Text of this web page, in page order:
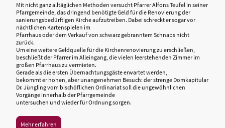
Mit nicht ganz alltäglichen Methoden versucht Pfarrer Alfons Teufel in seiner
Pfarrgemeinde, das dringend benötigte Geld für die Renovierung der
sanierungsbedürftigen Kirche aufzutreiben. Dabei schreckt er sogar vor
nächtlichen Kartenspielen im
Pfarrhaus oder dem Verkauf von schwarz gebranntem Schnaps nicht
zurück.
Um eine weitere Geldquelle für die Kirchenrenovierung zu erschließen,
beschließt der Pfarrer im Alleingang, die vielen leerstehenden Zimmer im
großen Pfarrhaus zu vermieten.
Gerade als die ersten Übernachtungsgäste erwartet werden,
bekommt er hohen, aber unangenehmen Besuch: der strenge Domkapitular
Dr. Jüngling vom bischöflichen Ordinariat soll die ungewöhnlichen
Vorgänge innerhalb der Pfarrgemeinde
untersuchen und wieder für Ordnung sorgen.
Mehr erfahren